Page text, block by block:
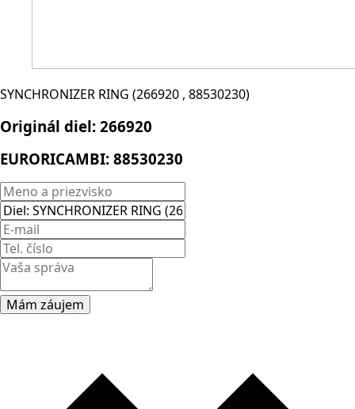
SYNCHRONIZER RING (266920 , 88530230)
Originál diel: 266920
EURORICAMBI: 88530230
Mám záujem